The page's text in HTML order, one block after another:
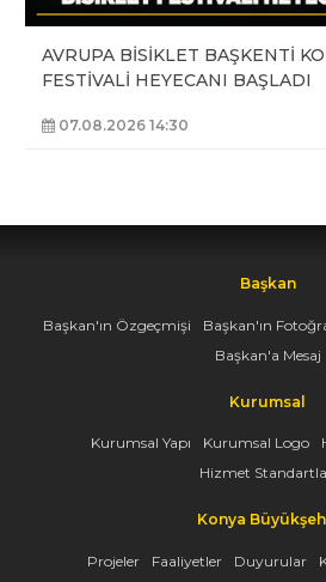
AVRUPA BİSİKLET BAŞKENTİ
FESTİVALİ HEYECANI BAŞLADI
07.08.2026 14:30
Başkan
Başkan'ın Özgeçmişi Başkan'ın
Başkan'a Mesaj
Kurumsal
Kurumsal Yapı Kurumsal Logo
Hizmet
Konya
Projeler Faaliyetler Duyurular